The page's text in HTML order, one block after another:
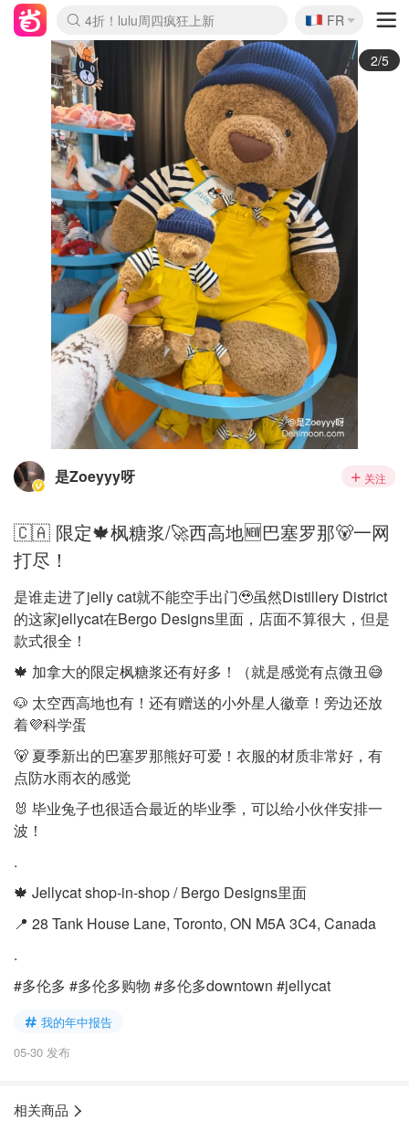
Boticinal 夏促开抢！
4折！lulu周四疯狂上新
还没结束！&OtherStories大促
Joybuy变相75折 随时失效
速领！Stanley独家85折
疑似霸哥！Camper额外叠85折
Zalando 奥莱闪促！每日更新
Moncler反季囤！5折起+叠9折
Coach Brooklyn仅€192
🇫🇷
FR
3/5
是Zoeyyy呀 关注
🇨🇦 限定🍁枫糖浆/🚀西高地🆕巴塞罗那🐻一网
打尽！
是谁走进了jelly cat就不能空手出门🥹虽然Distillery District
的这家jellycat在Bergo Designs里面，店面不算很大，但是
款式很全！
🍁 加拿大的限定枫糖浆还有好多！（就是感觉有点微丑😅
🐶 太空西高地也有！还有赠送的小外星人徽章！旁边还放
着💜科学蛋
🐻 夏季新出的巴塞罗那熊好可爱！衣服的材质非常好，有
点防水雨衣的感觉
🐰 毕业兔子也很适合最近的毕业季，可以给小伙伴安排一
波！
.
🍁 Jellycat shop-in-shop / Bergo Designs里面
📍 28 Tank House Lane, Toronto, ON M5A 3C4, Canada
.
#多伦多 #多伦多购物 #多伦多downtown #jellycat
我的年中报告
05-30 发布
相关商品